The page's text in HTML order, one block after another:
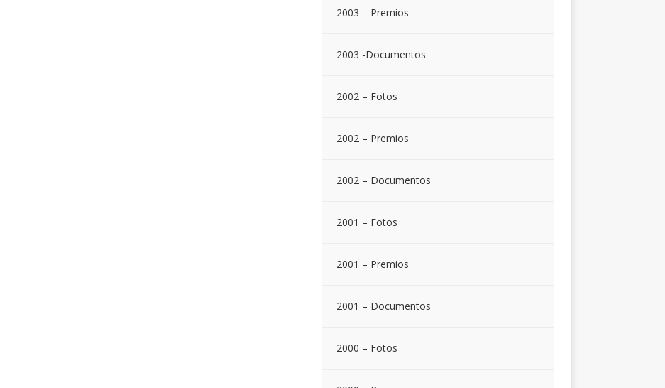
2003 – Premios
2003 -Documentos
2002 – Fotos
2002 – Premios
2002 – Documentos
2001 – Fotos
2001 – Premios
2001 – Documentos
2000 – Fotos